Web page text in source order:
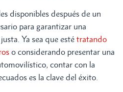
disponibles después de un
para garantizar una
Ya sea que esté tratando
o considerando presentar una
contar con la
es la clave del éxito.